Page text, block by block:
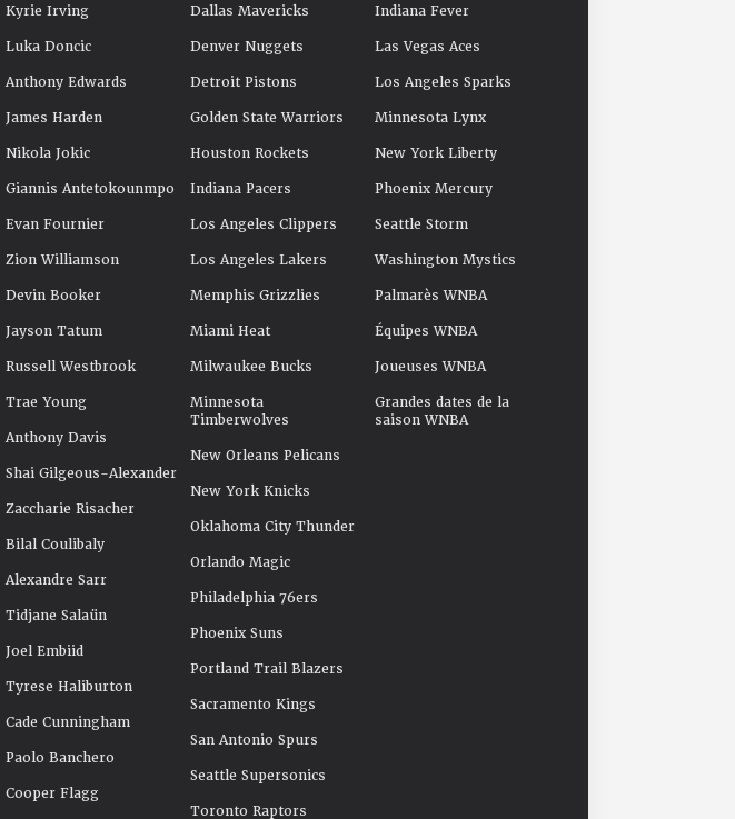
Kyrie Irving
Luka Doncic
Anthony Edwards
James Harden
Nikola Jokic
Giannis Antetokounmpo
Evan Fournier
Zion Williamson
Devin Booker
Jayson Tatum
Russell Westbrook
Trae Young
Anthony Davis
Shai Gilgeous-Alexander
Zaccharie Risacher
Bilal Coulibaly
Alexandre Sarr
Tidjane Salaün
Joel Embiid
Tyrese Haliburton
Cade Cunningham
Paolo Banchero
Cooper Flagg
Dallas Mavericks
Denver Nuggets
Detroit Pistons
Golden State Warriors
Houston Rockets
Indiana Pacers
Los Angeles Clippers
Los Angeles Lakers
Memphis Grizzlies
Miami Heat
Milwaukee Bucks
Minnesota
Timberwolves
New Orleans Pelicans
New York Knicks
Oklahoma City Thunder
Orlando Magic
Philadelphia 76ers
Phoenix Suns
Portland Trail Blazers
Sacramento Kings
San Antonio Spurs
Seattle Supersonics
Toronto Raptors
Indiana Fever
Las Vegas Aces
Los Angeles Sparks
Minnesota Lynx
New York Liberty
Phoenix Mercury
Seattle Storm
Washington Mystics
Palmarès WNBA
Équipes WNBA
Joueuses WNBA
Grandes dates de la
saison WNBA